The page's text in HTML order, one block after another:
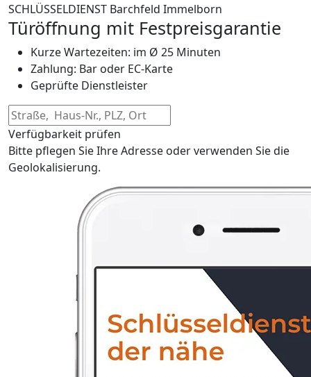
SCHLÜSSELDIENST Barchfeld Immelborn
Türöffnung mit Festpreisgarantie
Kurze Wartezeiten: im Ø 25 Minuten
Zahlung: Bar oder EC-Karte
Geprüfte Dienstleister
Verfügbarkeit prüfen
Bitte pflegen Sie Ihre Adresse oder verwenden Sie die
Geolokalisierung.